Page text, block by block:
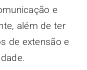
e
além de ter
de extensão e